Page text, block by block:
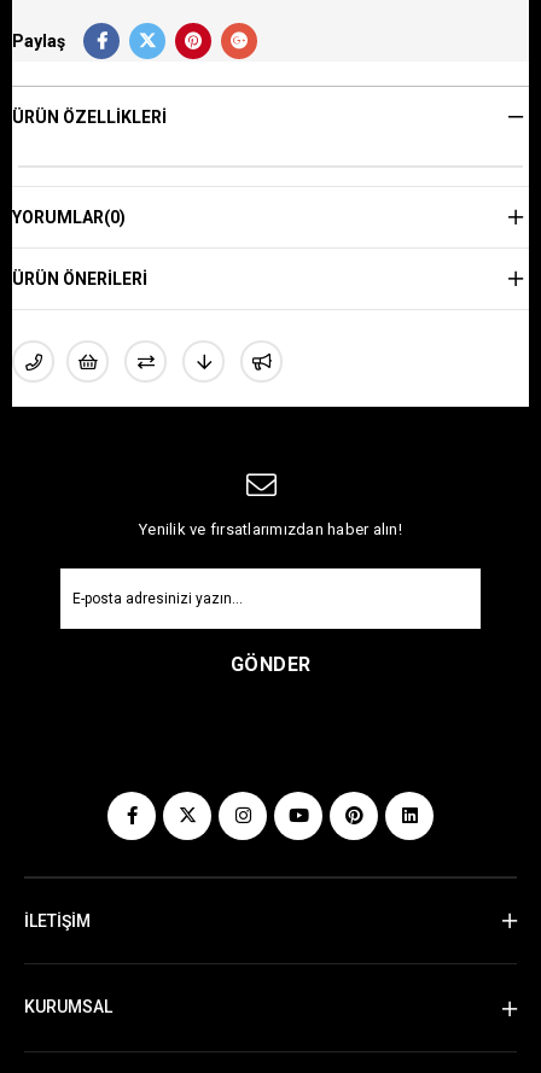
Paylaş
ÜRÜN ÖZELLIKLERI
YORUMLAR(0)
ÜRÜN ÖNERILERI
Yenilik ve fırsatlarımızdan haber alın!
GÖNDER
İLETİŞİM
KURUMSAL